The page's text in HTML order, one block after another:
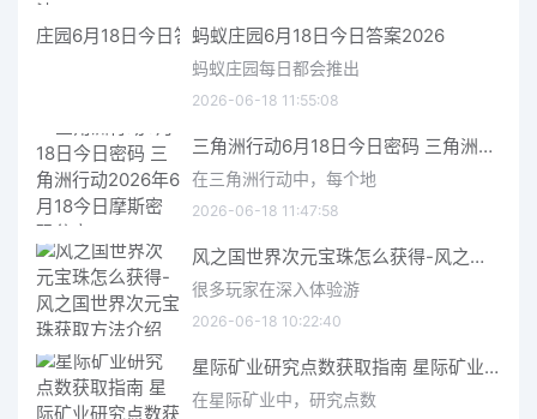
蚂蚁庄园6月18日今日答案2026
蚂蚁庄园每日都会推出
2026-06-18 11:55:08
三角洲行动6月18日今日密码 三角洲行动2026年6月18今日摩斯密码分享
在三角洲行动中，每个地
2026-06-18 11:47:58
风之国世界次元宝珠怎么获得-风之国世界次元宝珠获取方法介绍
很多玩家在深入体验游
2026-06-18 10:22:40
星际矿业研究点数获取指南 星际矿业研究点数获取方法
在星际矿业中，研究点数